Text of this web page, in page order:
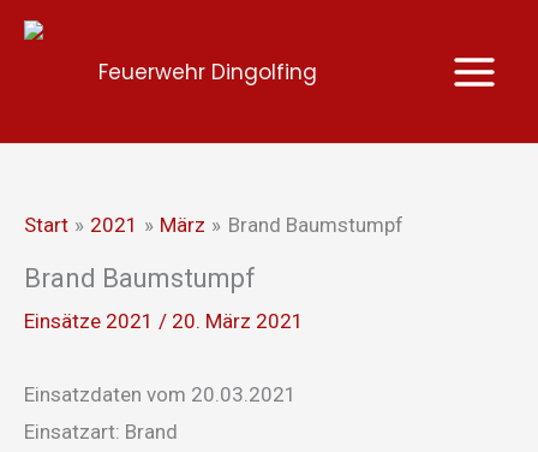
Zum
Feuerwehr Dingolfing
Start 2021 März Brand Baumstumpf
Brand Baumstumpf
Einsätze 2021 / 20. März 2021
Einsatzdaten vom 20.03.2021
Einsatzart: Brand